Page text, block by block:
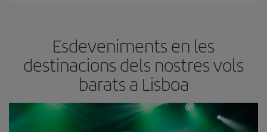
Esdeveniments en les
destinacions dels nostres vols
barats a Lisboa